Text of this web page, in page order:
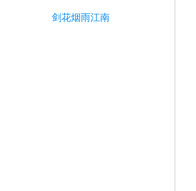
剑花烟雨江南